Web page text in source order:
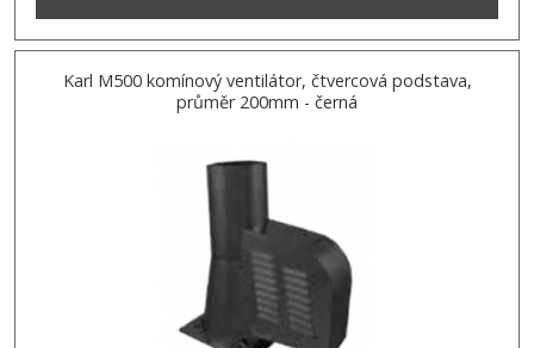
Karl M500 komínový ventilátor, čtvercová podstava,
průměr 200mm - černá